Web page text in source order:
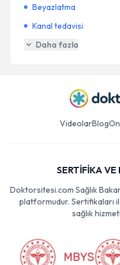
Beyazlatma
Kanal tedavisi
Daha fazla
VideolarBlog
SERTİFİKA
Doktorsitesi.com Sağlık
platformudur. Sertifikaları
sağlık